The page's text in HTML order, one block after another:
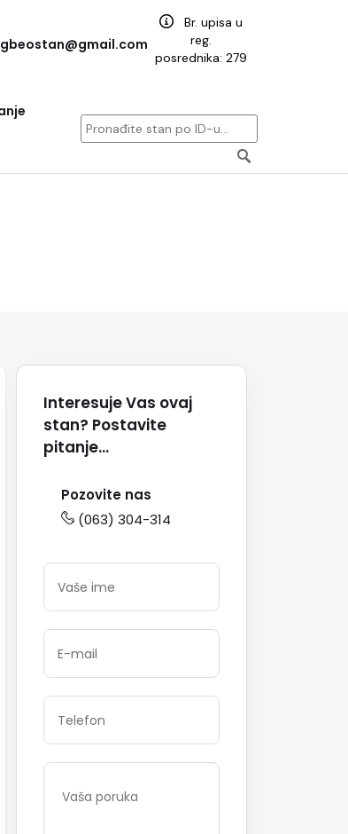
Br. upisa u
reg.
posrednika: 279
Interesuje Vas ovaj
stan? Postavite
pitanje...
Pozovite nas
(063) 304-314